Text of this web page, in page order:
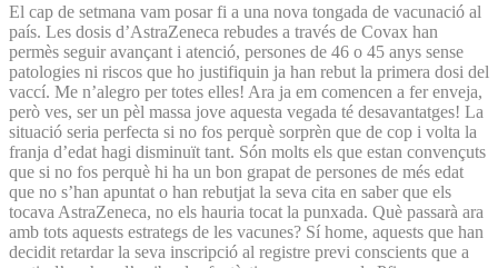
El cap de setmana vam posar fi a una nova tongada de vacunació al
país. Les dosis d’AstraZeneca rebudes a través de Covax han
permès seguir avançant i atenció, persones de 46 o 45 anys sense
patologies ni riscos que ho justifiquin ja han rebut la primera dosi del
vaccí. Me n’alegro per totes elles! Ara ja em comencen a fer enveja,
però ves, ser un pèl massa jove aquesta vegada té desavantatges! La
situació seria perfecta si no fos perquè sorprèn que de cop i volta la
franja d’edat hagi disminuït tant. Són molts els que estan convençuts
que si no fos perquè hi ha un bon grapat de persones de més edat
que no s’han apuntat o han rebutjat la seva cita en saber que els
tocava AstraZeneca, no els hauria tocat la punxada. Què passarà ara
amb tots aquests estrategs de les vacunes? Sí home, aquests que han
decidit retardar la seva inscripció al registre previ conscients que a